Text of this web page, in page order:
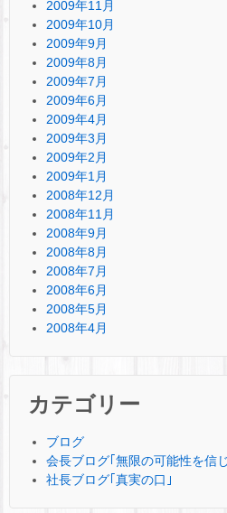
2009年11月
2009年10月
2009年9月
2009年8月
2009年7月
2009年6月
2009年4月
2009年3月
2009年2月
2009年1月
2008年12月
2008年11月
2008年9月
2008年8月
2008年7月
2008年6月
2008年5月
2008年4月
カテゴリー
ブログ
会長ブログ｢無限の可能性を信
社長ブログ｢真実の口｣